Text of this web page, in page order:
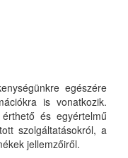
egészére
is vonatkozik.
és egyértelmű
szolgáltatásokról, a
jellemzőiről.